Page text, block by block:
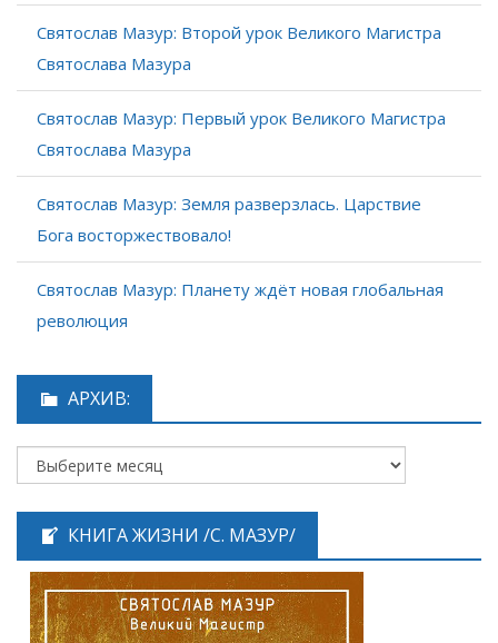
Святослав Мазур: Второй урок Великого Магистра
Святослава Мазура
Святослав Мазур: Первый урок Великого Магистра
Святослава Мазура
Святослав Мазур: Земля разверзлась. Царствие
Бога восторжествовало!
Святослав Мазур: Планету ждёт новая глобальная
революция
АРХИВ:
КНИГА ЖИЗНИ /С. МАЗУР/